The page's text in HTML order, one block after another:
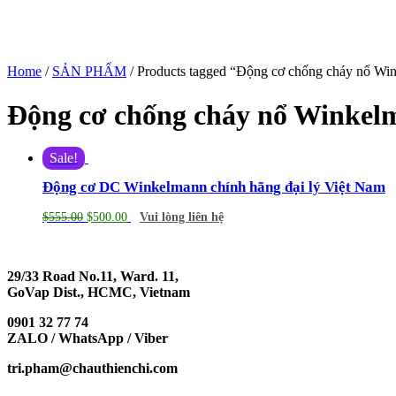
Home / SẢN PHẨM / Products tagged “Động cơ chống cháy nổ
Động cơ chống cháy nổ
Sale!
Động cơ DC Winkelmann chính hãng đại lý Việt Nam
$555.00 $500.00 Vui lòng liên hệ
29/33 Road No.11, Ward. 11,
GoVap Dist., HCMC, Vietnam
0901 32 77 74
ZALO / WhatsApp / Viber
tri.pham@chauthienchi.com